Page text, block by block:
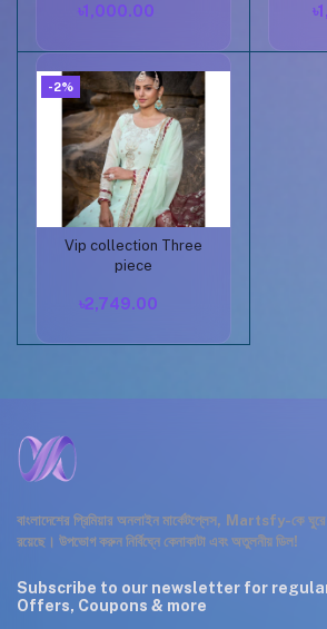
৳1,000.00
-2%
Buy Now
Vip collection Three
piece
৳2,749.00
বাংলাদেশের প্রিমিয়ার অনলাইন মার্কেটপ্লেস, Martsfy-কে ঘুরে
রয়েছে। উপভোগ করুন নির্বিঘ্নে কেনাকাটা এবং অতুলনীয় ডিল!
Subscribe to our newsletter for
Offers, Coupons & more